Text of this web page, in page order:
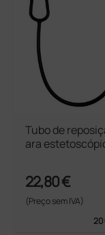
Tubo de
ara
22,80 €
(Preço sem IVA)
20